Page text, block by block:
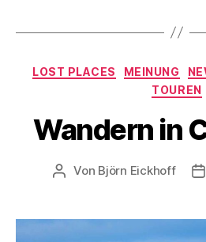
LOST PLACES MEINUNG
TOUREN
Wandern in
Beitragsautor
Von Björn Eickhoff